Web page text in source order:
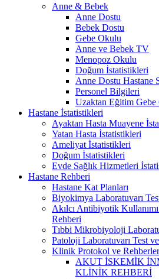
Anne & Bebek
Anne Dostu
Bebek Dostu
Gebe Okulu
Anne ve Bebek TV
Menopoz Okulu
Doğum İstatistikleri
Anne Dostu Hastane
Personel Bilgileri
Uzaktan Eğitim Gebe
Hastane İstatistikleri
Ayaktan Hasta Muayene
Yatan Hasta İstatistikleri
Ameliyat İstatistikleri
Doğum İstatistikleri
Evde Sağlık Hizmetleri
Hastane Rehberi
Hastane Kat Planları
Biyokimya Laboratuvarı
Akılcı Antibiyotik
Rehberi
Tıbbi Mikrobiyoloji
Patoloji Laboratuvarı Test
Klinik Protokol ve Rehberler
AKUT İSKEMİK
KLİNİK REHBERİ